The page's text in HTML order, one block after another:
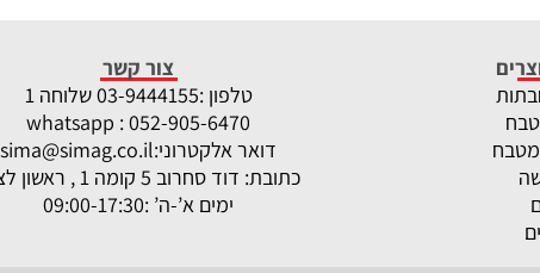
צור קשר
טלפון :
03-9444155 שלוחה 1
whatsapp : 052-905-6470
דואר אלקטרוני:sima@simag.co.il
כתובת: דוד סחרוב 5 קומה 1 , ראשון לציון
ימים א’-ה’ :09:00-17:30